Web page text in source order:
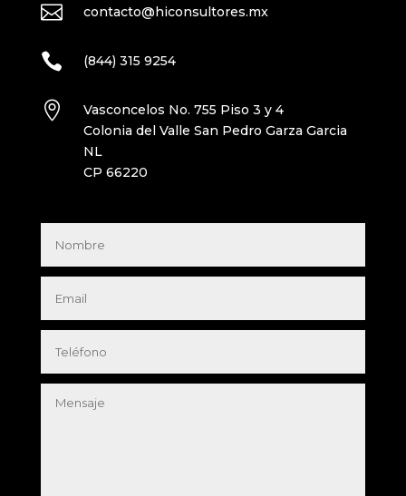
 contacto@hiconsultores.mx
 (844) 315 9254

Vasconcelos No. 755 Piso 3 y 4
Colonia del Valle San Pedro Garza Garcia
NL
CP 66220